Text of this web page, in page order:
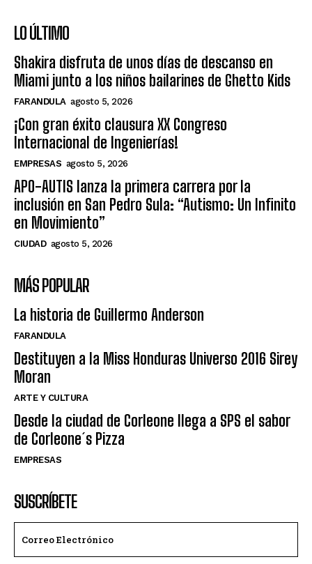
LO ÚLTIMO
Shakira disfruta de unos días de descanso en
Miami junto a los niños bailarines de Ghetto Kids
FARANDULA agosto 5, 2026
¡Con gran éxito clausura XX Congreso
Internacional de Ingenierías!
EMPRESAS agosto 5, 2026
APO-AUTIS lanza la primera carrera por la
inclusión en San Pedro Sula: “Autismo: Un Infinito
en Movimiento”
CIUDAD agosto 5, 2026
MÁS POPULAR
La historia de Guillermo Anderson
FARANDULA
Destituyen a la Miss Honduras Universo 2016 Sirey
Moran
ARTE Y CULTURA
Desde la ciudad de Corleone llega a SPS el sabor
de Corleone´s Pizza
EMPRESAS
SUSCRÍBETE